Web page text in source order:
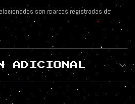
son marcas registradas de
ADICIONAL